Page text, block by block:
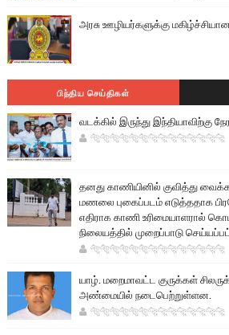
அரசு ஊழியர்களுக்கு
பிந்திய செய்திகள்
வடக்கில் இருந்து இந்தியாவிற்கு
🐅🐅🐅🐅🐅🐅🐆🐆🐆🐆🐆🐆🐆🐆
தனது காணியினில் குவித்து
மணலை புகைப்படம் எடுத்ததாக
எதிராக காணி உரிமையாளரால்
நிலையத்தில் முறைப்பாடு
🐅🐅🐅🐅🐅🐅🐆🐆🐆🐆🐆🐆🐆🐆
யாழ். மறைமாவட்ட குருக்கள்
அண்மையில் நடைபெற்றுள்ளன.
🐅🐅🐅🐅🐅🐅🐆🐆🐆🐆🐆🐆🐆🐆